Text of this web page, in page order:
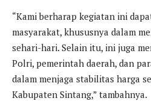
“Kami berharap kegiatan ini
masyarakat, khususnya dalam
sehari-hari. Selain itu, ini juga
Polri, pemerintah daerah, dan
dalam menjaga stabilitas harga
Kabupaten Sintang,” tambahnya.